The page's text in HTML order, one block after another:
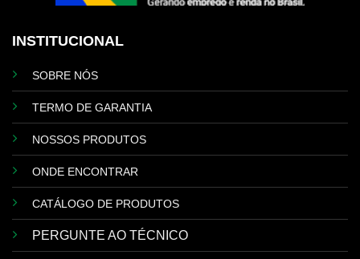
INSTITUCIONAL
SOBRE NÓS
TERMO DE GARANTIA
NOSSOS PRODUTOS
ONDE ENCONTRAR
CATÁLOGO DE PRODUTOS
PERGUNTE AO TÉCNICO